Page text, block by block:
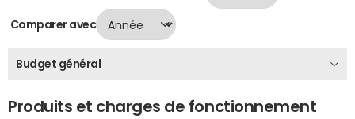
Comparer avec
Budget général
Produits et charges de fonctionnement